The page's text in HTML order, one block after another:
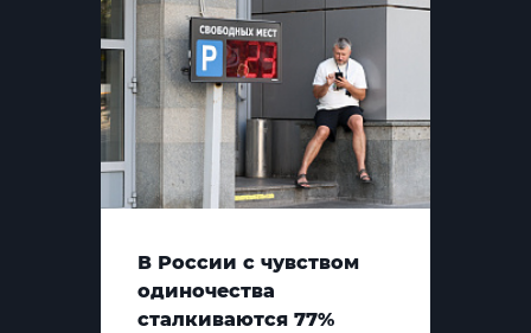
В России с чувством
одиночества
сталкиваются 77%